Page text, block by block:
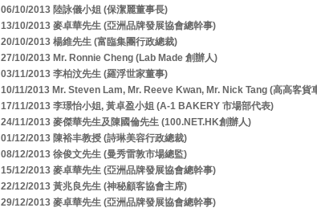
06/10/2013 陸詠儀小姐 (保潔麗董事長)
13/10/2013 麥卓華先生 (亞洲品牌發展協會總幹事)
20/10/2013 楊維先生 (富臨集團行政總裁)
27/10/2013 Mr. Ronnie Cheng (Lab Made 創辦人)
03/11/2013 李柏汶先生 (羅浮世家董事)
10/11/2013 Mr. Steven Lam, Mr. Reeve Kwan, Mr. Nick Tang (高高客貨
17/11/2013 李璟怡小姐, 黃卓盈小姐 (A-1 BAKERY 市場部代表)
24/11/2013 麥傑華先生及陳國倫先生 (100.NET.HK創辦人)
01/12/2013 陳裕丰教授 (詩琳美容行政總裁)
08/12/2013 徐俊文先生 (曼秀雷敦市場總監)
15/12/2013 麥卓華先生 (亞洲品牌發展協會總幹事)
22/12/2013 黃兆良先生 (神秘顧客協會主席)
29/12/2013 麥卓華先生 (亞洲品牌發展協會總幹事)